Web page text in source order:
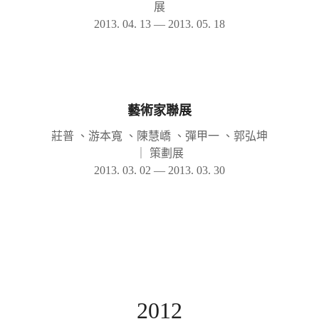
展
2013. 04. 13 — 2013. 05. 18
藝術家聯展
莊普 、游本寬 、陳慧嶠 、彈甲一 、郭弘坤
策劃展
2013. 03. 02 — 2013. 03. 30
2012